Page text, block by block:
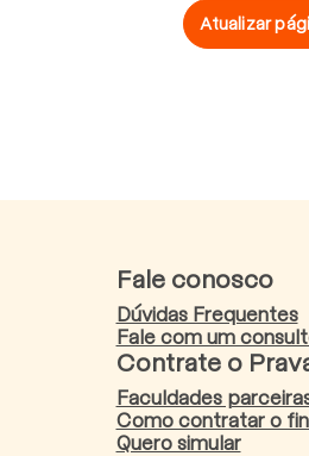
Atualizar
Fale conosco
Dúvidas Frequentes
Fale com um
Contrate o
Faculdades
Como contratar o
Quero simular